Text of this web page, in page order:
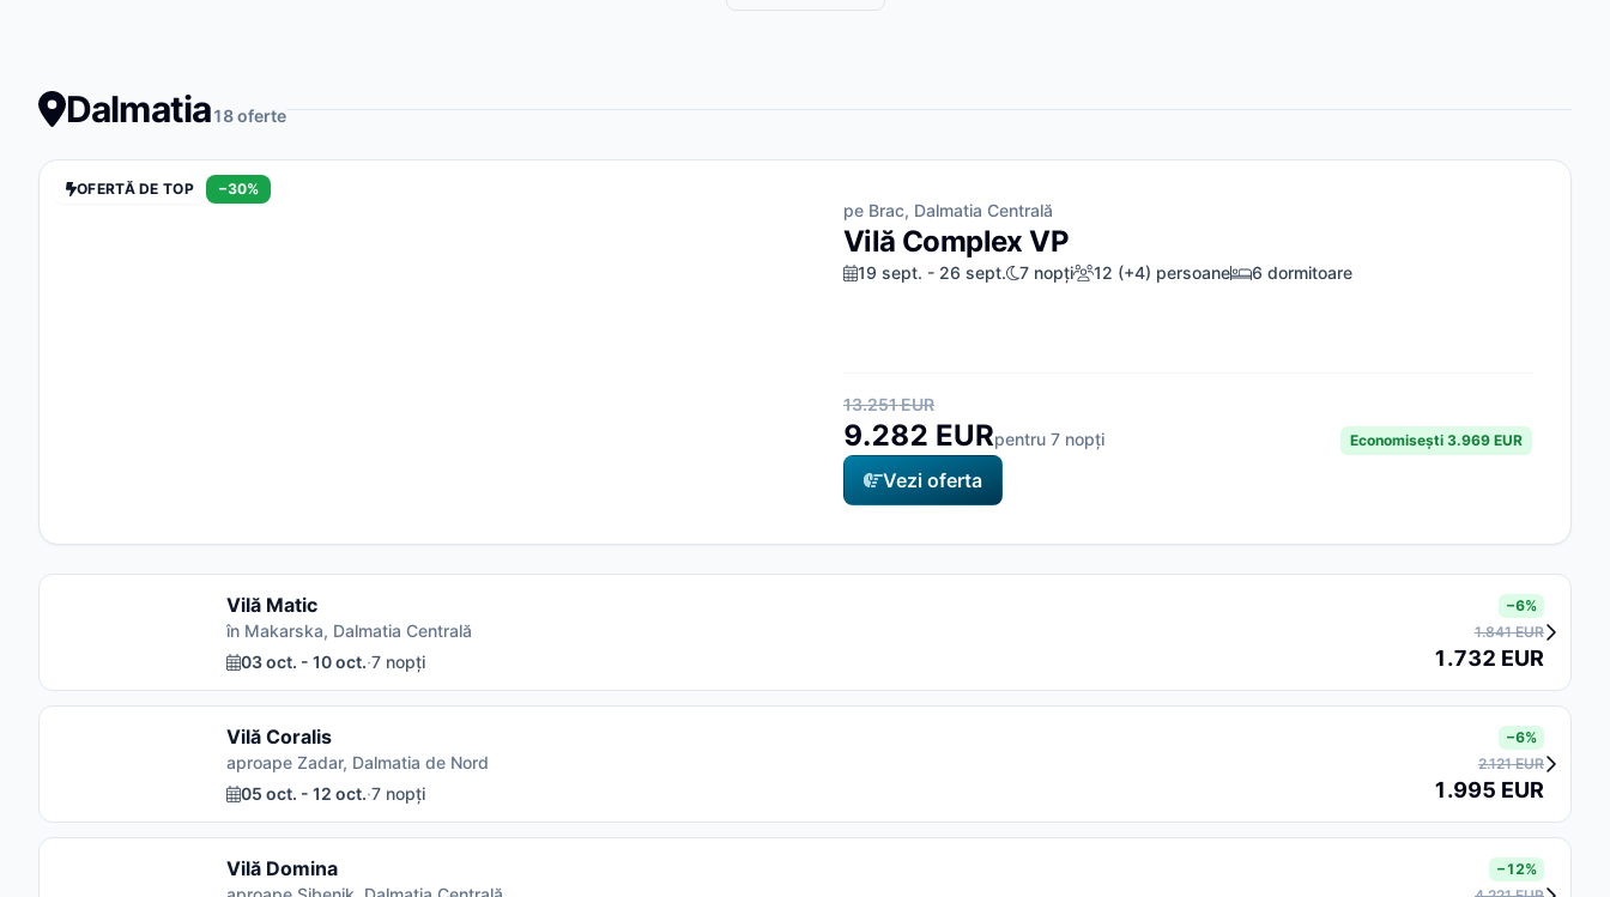
Dalmatia18 oferte
OFERTĂ DE TOP −30%
pe Brac, Dalmatia Centrală
Vilă Complex VP
19 sept. - 26 sept. 7 nopți 12 (+4) persoane 6 dormitoare
13.251 EUR
9.282 EURpentru 7 nopți Economisești 3.969 EUR
Vezi oferta
Vilă Matic
în Makarska, Dalmatia Centrală
03 oct. - 10 oct.·7 nopți
−6%
1.841 EUR
1.732 EUR
Vilă Coralis
aproape Zadar, Dalmatia de Nord
05 oct. - 12 oct.·7 nopți
−6%
2.121 EUR
1.995 EUR
Vilă Domina
−12%